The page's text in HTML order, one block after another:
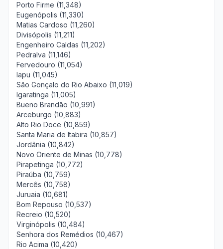
Porto Firme (11,348)
Eugenópolis (11,330)
Matias Cardoso (11,260)
Divisópolis (11,211)
Engenheiro Caldas (11,202)
Pedralva (11,146)
Fervedouro (11,054)
Iapu (11,045)
São Gonçalo do Rio Abaixo (11,019)
Igaratinga (11,005)
Bueno Brandão (10,991)
Arceburgo (10,883)
Alto Rio Doce (10,859)
Santa Maria de Itabira (10,857)
Jordânia (10,842)
Novo Oriente de Minas (10,778)
Pirapetinga (10,772)
Piraúba (10,759)
Mercês (10,758)
Juruaia (10,681)
Bom Repouso (10,537)
Recreio (10,520)
Virginópolis (10,484)
Senhora dos Remédios (10,467)
Rio Acima (10,420)